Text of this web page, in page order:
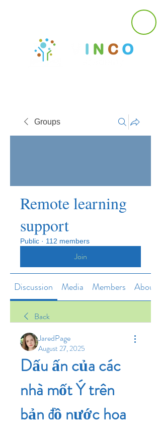
Groups
Remote learning
support
Public · 112 members
Join
Discussion Media Members About
Back
JaredPage
August 27, 2025
Dấu ấn của các
nhà mốt Ý trên
bản đồ nước hoa